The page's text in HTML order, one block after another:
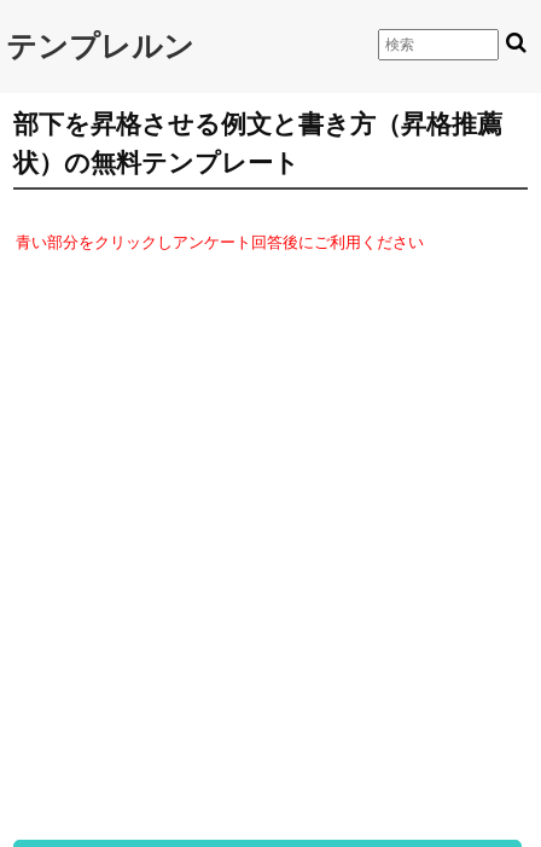
テンプレルン
部下を昇格させる例文と書き方（昇格推薦
状）の無料テンプレート
青い部分をクリックしアンケート回答後にご利用ください